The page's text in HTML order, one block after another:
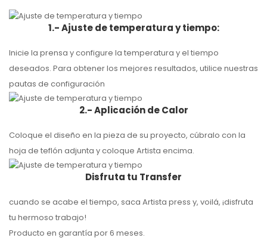
1.- Ajuste de temperatura y tiempo:
Inicie la prensa y configure la temperatura y el tiempo
deseados. Para obtener los mejores resultados, utilice nuestras
pautas de configuración
2.- Aplicación de Calor
Coloque el diseño en la pieza de su proyecto, cúbralo con la
hoja de teflón adjunta y coloque Artista encima.
Disfruta tu Transfer
cuando se acabe el tiempo, saca Artista press y, voilá, ¡disfruta
tu hermoso trabajo!
Producto en garantía por 6 meses.